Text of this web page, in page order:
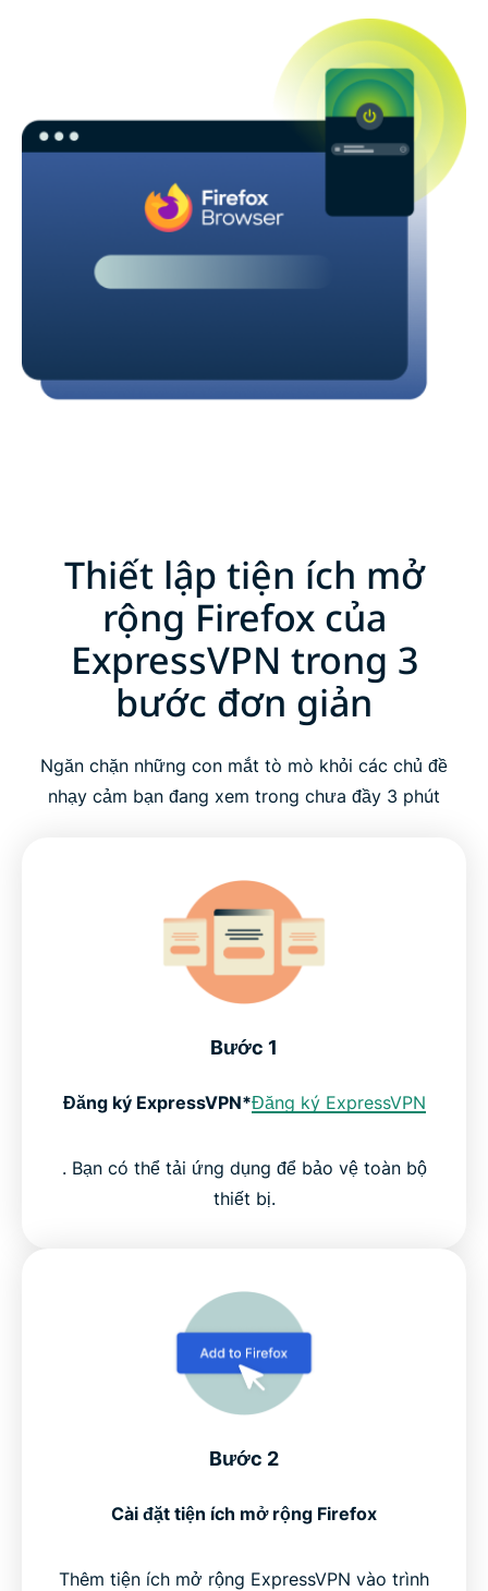
Thiết lập tiện ích mở
rộng Firefox của
ExpressVPN trong 3
bước đơn giản
Ngăn chặn những con mắt tò mò khỏi các chủ đề
nhạy cảm bạn đang xem trong chưa đầy 3 phút
Bước 1
Đăng ký ExpressVPN*Đăng ký ExpressVPN
. Bạn có thể tải ứng dụng để bảo vệ toàn bộ
thiết bị.
Bước 2
Cài đặt tiện ích mở rộng Firefox
Thêm tiện ích mở rộng ExpressVPN vào trình